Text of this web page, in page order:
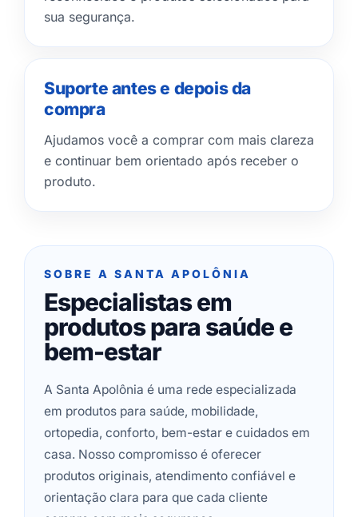
sua segurança.
Suporte antes e depois da
compra
Ajudamos você a comprar com mais clareza
e continuar bem orientado após receber o
produto.
SOBRE A SANTA APOLÔNIA
Especialistas em
produtos para saúde e
bem-estar
A Santa Apolônia é uma rede especializada
em produtos para saúde, mobilidade,
ortopedia, conforto, bem-estar e cuidados em
casa. Nosso compromisso é oferecer
produtos originais, atendimento confiável e
orientação clara para que cada cliente